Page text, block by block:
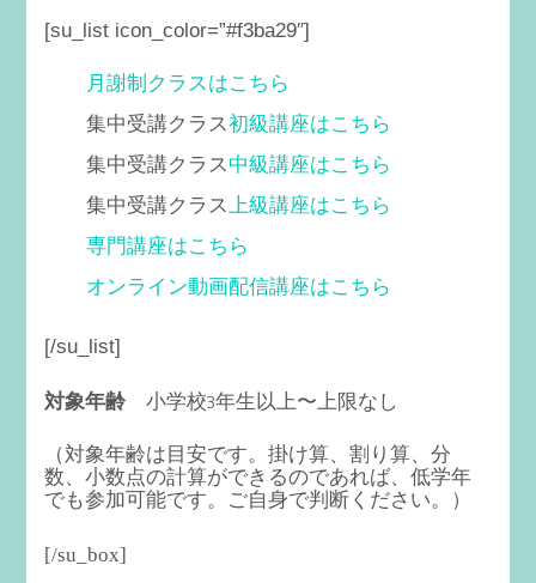
[su_list icon_color=”#f3ba29″]
月謝制クラスはこちら
集中受講クラス初級講座はこちら
集中受講クラス中級講座はこちら
集中受講クラス上級講座はこちら
専門講座はこちら
オンライン動画配信講座はこちら
[/su_list]
対象年齢 小学校3年生以上〜上限なし
（対象年齢は目安です。掛け算、割り算、分
数、小数点の計算ができるのであれば、低学年
でも参加可能です。ご自身で判断ください。）
[/su_box]